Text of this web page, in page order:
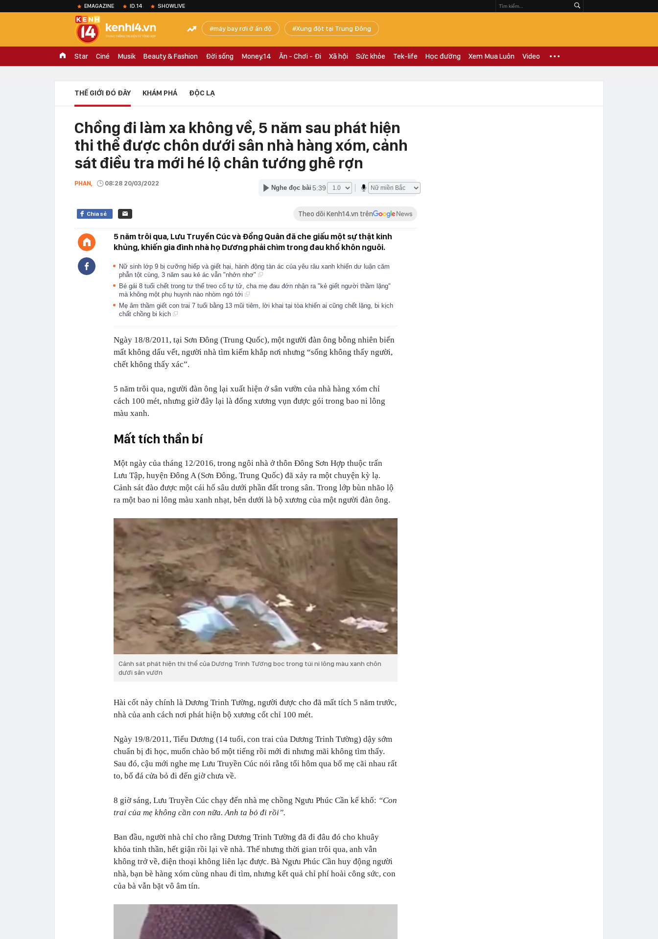
EMAGAZINE ID.14 SHOWLIVE
máy bay rơi ở ấn độ Xung đột tại Trung Đông
Star Ciné Musik Beauty & Fashion Đời sống Money.14 Ăn - Chơi - Đi Xã hội Sức khỏe Tek-life Học đường Xem Mua Luôn Video
THẾ GIỚI ĐÓ ĐÂY KHÁM PHÁ ĐỘC LẠ
Chồng đi làm xa không về, 5 năm sau phát hiện
thi thể được chôn dưới sân nhà hàng xóm, cảnh
sát điều tra mới hé lộ chân tướng ghê rợn
PHAN, 08:28 20/03/2022
Nghe đọc bài 5:39
Chia sẻ Theo dõi Kenh14.vn trên
5 năm trôi qua, Lưu Truyền Cúc và Đổng Quân đã che giấu một sự thật kinh
khủng, khiến gia đình nhà họ Dương phải chìm trong đau khổ khôn nguôi.
Nữ sinh lớp 9 bị cưỡng hiếp và giết hại, hành động tàn ác của yêu râu xanh khiến dư luận căm
phẫn tột cùng, 3 năm sau kẻ ác vẫn "nhởn nhơ"
Bé gái 8 tuổi chết trong tư thế treo cổ tự tử, cha mẹ đau đớn nhận ra "kẻ giết người thầm lặng"
mà không một phụ huynh nào nhòm ngó tới
Mẹ âm thầm giết con trai 7 tuổi bằng 13 mũi tiêm, lời khai tại tòa khiến ai cũng chết lặng, bi kịch
chất chồng bi kịch
Ngày 18/8/2011, tại Sơn Đông (Trung Quốc), một người đàn ông bỗng nhiên biến
mất không dấu vết, người nhà tìm kiếm khắp nơi nhưng “sống không thấy người,
chết không thấy xác”.
5 năm trôi qua, người đàn ông lại xuất hiện ở sân vườn của nhà hàng xóm chỉ
cách 100 mét, nhưng giờ đây lại là đống xương vụn được gói trong bao ni lông
màu xanh.
Mất tích thần bí
Một ngày của tháng 12/2016, trong ngôi nhà ở thôn Đông Sơn Hợp thuộc trấn
Lưu Tập, huyện Đông A (Sơn Đông, Trung Quốc) đã xảy ra một chuyện kỳ lạ.
Cảnh sát đào được một cái hố sâu dưới phần đất trong sân. Trong lớp bùn nhão lộ
ra một bao ni lông màu xanh nhạt, bên dưới là bộ xương của một người đàn ông.
Cảnh sát phát hiện thi thể của Dương Trinh Tường bọc trong túi ni lông màu xanh chôn
dưới sân vườn
Hài cốt này chính là Dương Trinh Tường, người được cho đã mất tích 5 năm trước,
nhà của anh cách nơi phát hiện bộ xương cốt chỉ 100 mét.
Ngày 19/8/2011, Tiểu Dương (14 tuổi, con trai của Dương Trinh Tường) dậy sớm
chuẩn bị đi học, muốn chào bố một tiếng rồi mới đi nhưng mãi không tìm thấy.
Sau đó, cậu mới nghe mẹ Lưu Truyền Cúc nói rằng tối hôm qua bố mẹ cãi nhau rất
to, bố đá cửa bỏ đi đến giờ chưa về.
8 giờ sáng, Lưu Truyền Cúc chạy đến nhà mẹ chồng Ngưu Phúc Cần kể khổ: “Con
trai của mẹ không cần con nữa. Anh ta bỏ đi rồi”.
Ban đầu, người nhà chỉ cho rằng Dương Trinh Tường đã đi đâu đó cho khuây
khỏa tinh thần, hết giận rồi lại về nhà. Thế nhưng thời gian trôi qua, anh vẫn
không trở về, điện thoại không liên lạc được. Bà Ngưu Phúc Cần huy động người
nhà, bạn bè hàng xóm cùng nhau đi tìm, nhưng kết quả chỉ phí hoài công sức, con
của bà vẫn bặt vô âm tín.